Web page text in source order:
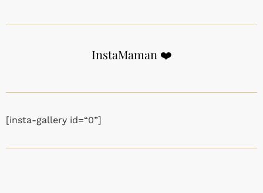
InstaMaman ❤️
[insta-gallery id=“0”]